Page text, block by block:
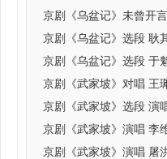
京剧《乌盆记》未曾开
京剧《乌盆记》选段 耿
京剧《乌盆记》选段 于
京剧《武家坡》对唱 王
京剧《武家坡》选段 演
京剧《武家坡》演唱 李
京剧《武家坡》演唱 屠